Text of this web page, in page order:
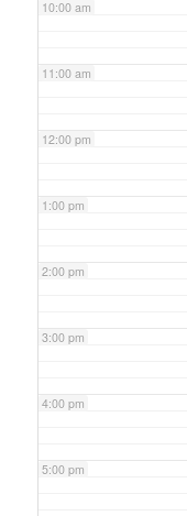
10:00 am
11:00 am
12:00 pm
1:00 pm
2:00 pm
3:00 pm
4:00 pm
5:00 pm